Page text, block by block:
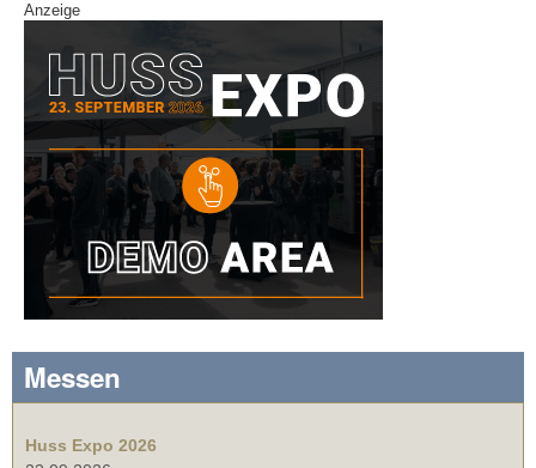
Anzeige
Messen
Huss Expo 2026